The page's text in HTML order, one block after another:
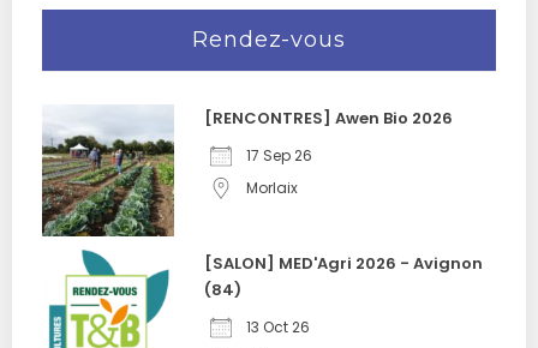
Rendez-vous
[RENCONTRES] Awen Bio 2026
17 Sep 26
Morlaix
[SALON] MED'Agri 2026 - Avignon
(84)
13 Oct 26